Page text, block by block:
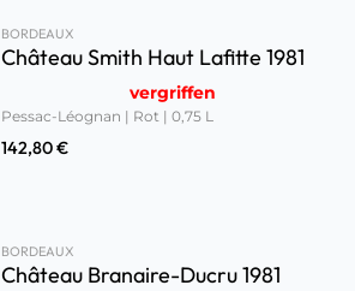
BORDEAUX
Château Smith Haut Lafitte 1981
vergriffen
Pessac-Léognan | Rot | 0,75 L
142,80€
BORDEAUX
Château Branaire-Ducru 1981